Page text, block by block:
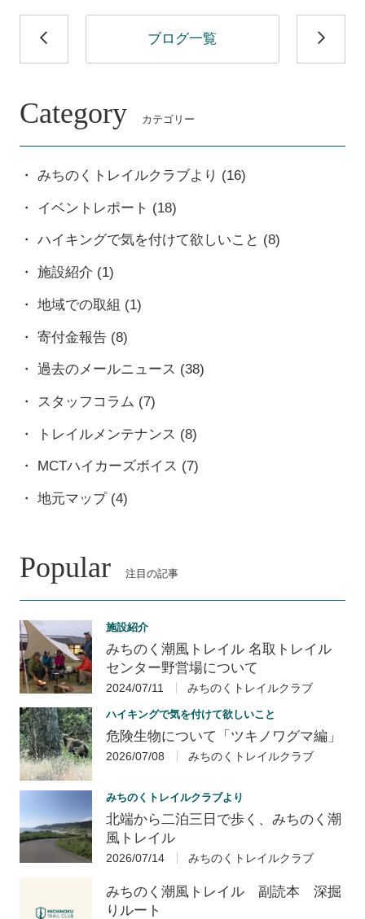
ブログ一覧
Category カテゴリー
みちのくトレイルクラブより (16)
イベントレポート (18)
ハイキングで気を付けて欲しいこと (8)
施設紹介 (1)
地域での取組 (1)
寄付金報告(8)
過去のメールニュース (38)
スタッフコラム (7)
トレイルメンテナンス (8)
MCTハイカーズボイス (7)
地元マップ(4)
Popular 注目の記事
施設紹介
みちのく潮風トレイル 名取トレイル
センター野営場について
2024/07/11 みちのくトレイルクラブ
ハイキングで気を付けて欲しいこと
危険生物について「ツキノワグマ編」
2026/07/08 みちのくトレイルクラブ
みちのくトレイルクラブより
北端から二泊三日で歩く、みちのく潮
風トレイル
2026/07/14 みちのくトレイルクラブ
みちのく潮風トレイル 副読本 深掘
りルート